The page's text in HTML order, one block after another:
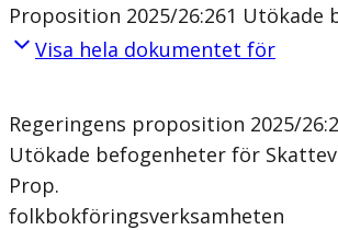
Proposition 2025/26:261
Visa hela dokumentet för
Regeringens proposition 2025/
Utökade befogenheter för
Prop.
folkbokföringsverksamheten